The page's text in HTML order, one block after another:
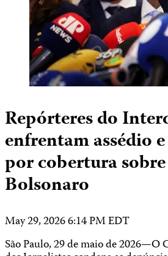
Repórteres do
enfrentam assédio
por cobertura
Bolsonaro
May 29, 2026 6:14 PM EDT
São Paulo, 29 de maio de 2026—O